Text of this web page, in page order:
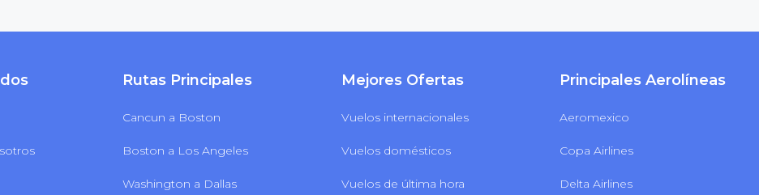
Rutas Principales
Cancun a Boston
Boston a Los Angeles
Washington a Dallas
Mejores Ofertas
Vuelos internacionales
Vuelos domésticos
Vuelos de última hora
Principales Aerolíneas
Aeromexico
Copa Airlines
Delta Airlines